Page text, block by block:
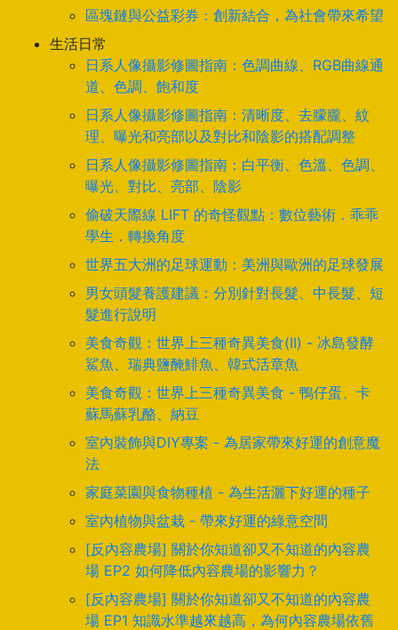
區塊鏈與公益彩券：創新結合，為社會帶來希望
生活日常
日系人像攝影修圖指南：色調曲線、RGB曲線通
道、色調、飽和度
日系人像攝影修圖指南：清晰度、去朦朧、紋
理、曝光和亮部以及對比和陰影的搭配調整
日系人像攝影修圖指南：白平衡、色溫、色調、
曝光、對比、亮部、陰影
偷破天際線 LIFT 的奇怪觀點：數位藝術．乖乖
學生．轉換角度
世界五大洲的足球運動：美洲與歐洲的足球發展
男女頭髮養護建議：分別針對長髮、中長髮、短
髮進行說明
美食奇觀：世界上三種奇異美食(II) - 冰島發酵
鯊魚、瑞典鹽醃鯡魚、韓式活章魚
美食奇觀：世界上三種奇異美食 - 鴨仔蛋、卡
蘇馬蘇乳酪、納豆
室內裝飾與DIY專案 - 為居家帶來好運的創意魔
法
家庭菜園與食物種植 - 為生活灑下好運的種子
室內植物與盆栽 - 帶來好運的綠意空間
[反內容農場] 關於你知道卻又不知道的內容農
場 EP2 如何降低內容農場的影響力？
[反內容農場] 關於你知道卻又不知道的內容農
場 EP1 知識水準越來越高，為何內容農場依舊